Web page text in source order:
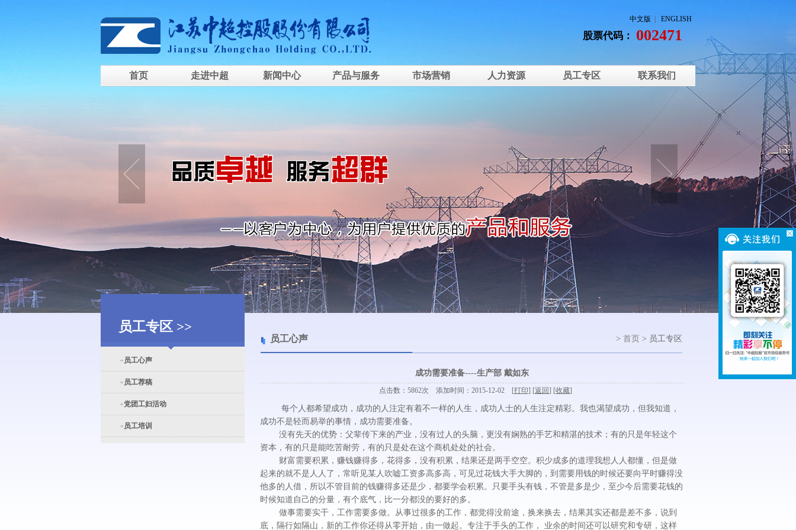
中文版 ENGLISH
股票代码： 002471
首页 走进中超 新闻中心 产品与服务 市场营销 人力资源 员工专区 联系我们
员工专区 >>
员工心声
员工荐稿
党团工妇活动
员工培训
员工心声 > 首页 > 员工专区
成功需要准备----生产部 戴如东
点击数：5862次 添加时间：2015-12-02 [打印] [返回] [收藏]
每个人都希望成功，成功的人注定有着不一样的人生，成功人士的人生注定精彩。我也渴望成功，但我知道，
成功不是轻而易举的事情，成功需要准备。
没有先天的优势：父辈传下来的产业，没有过人的头脑，更没有娴熟的手艺和精湛的技术；有的只是年轻这个
资本，有的只是能吃苦耐劳，有的只是处在这个商机处处的社会。
财富需要积累，赚钱赚得多，花得多，没有积累，结果还是两手空空。积少成多的道理我想人人都懂，但是做
起来的就不是人人了，常听见某人吹嘘工资多高多高，可见过花钱大手大脚的，到需要用钱的时候还要向平时赚得没
他多的人借，所以不管目前的钱赚得多还是少，都要学会积累。只要手头有钱，不管是多是少，至少今后需要花钱的
时候知道自己的分量，有个底气，比一分都没的要好的多。
做事需要实干，工作需要多做。从事过很多的工作，都觉得没前途，换来换去，结果其实还都是差不多，说到
底，隔行如隔山，新的工作你还得从零开始，由一做起。专注于手头的工作， 业余的时间还可以研究和专研，这样